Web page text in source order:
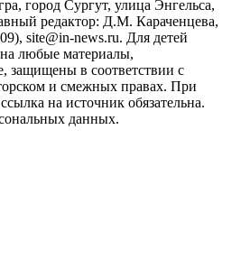
город Сургут, улица Энгельса,
редактор: Д.М. Караченцева,
site@in-news.ru. Для детей
любые материалы,
защищены в соответствии с
и смежных правах. При
на источник обязательна.
данных.